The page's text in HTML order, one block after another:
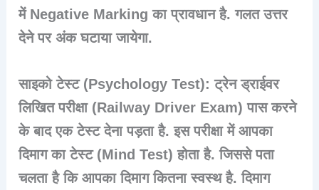
में Negative Marking का प्रावधान है. गलत उत्तर
देने पर अंक घटाया जायेगा.
साइको टेस्ट (Psychology Test):ट्रेन ड्राईवर
लिखित परीक्षा (Railway Driver Exam) पास करने
के बाद एक टेस्ट देना पड़ता है. इस परीक्षा में आपका
दिमाग का टेस्ट (Mind Test) होता है. जिससे पता
चलता है कि आपका दिमाग कितना स्वस्थ है. दिमाग